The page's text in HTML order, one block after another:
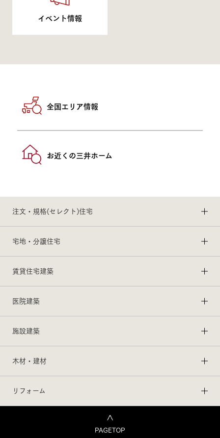
イベント情報
全国エリア情報
お近くの三井ホーム
注文・規格(セレクト)住宅
宅地・分譲住宅
賃貸住宅建築
医院建築
施設建築
木材・建材
リフォーム
PAGETOP